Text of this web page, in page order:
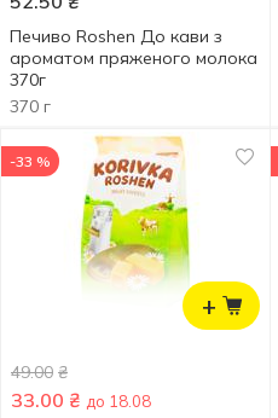
Печиво Roshen До кави з
ароматом пряженого молока
370г
370 г
+
-33 %
49.00 ₴
33.00 ₴ до 18.08